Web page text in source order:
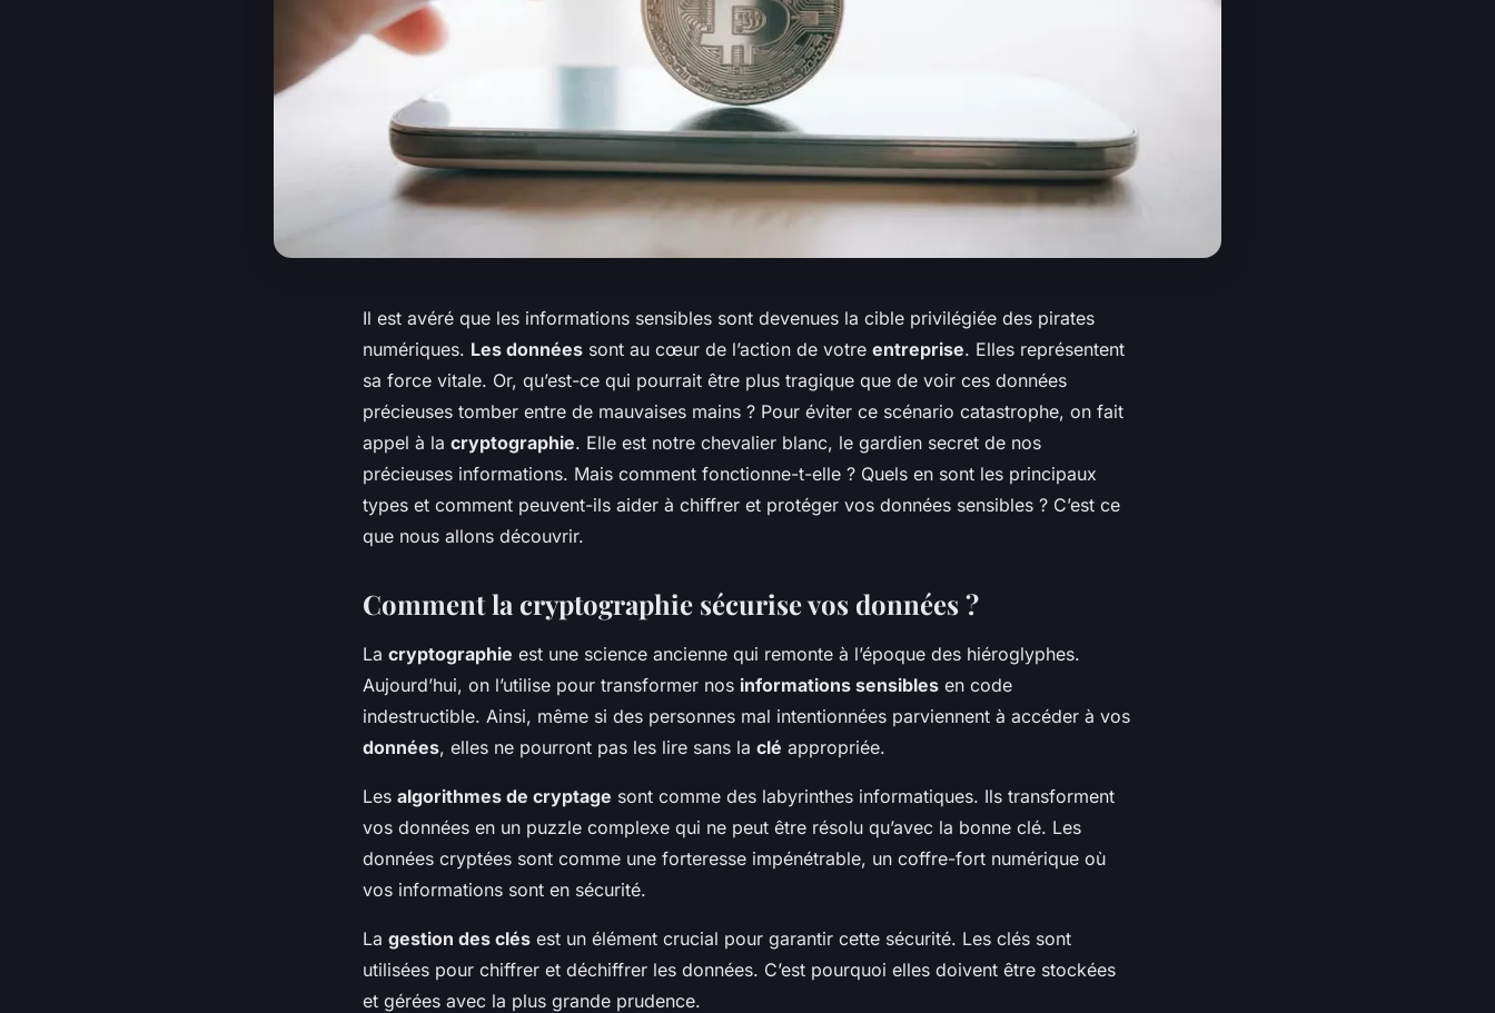
Il est avéré que les informations sensibles sont devenues la cible privilégiée des pirates
numériques. Les données sont au cœur de l’action de votre entreprise. Elles représentent
sa force vitale. Or, qu’est-ce qui pourrait être plus tragique que de voir ces données
précieuses tomber entre de mauvaises mains ? Pour éviter ce scénario catastrophe, on fait
appel à la cryptographie. Elle est notre chevalier blanc, le gardien secret de nos
précieuses informations. Mais comment fonctionne-t-elle ? Quels en sont les principaux
types et comment peuvent-ils aider à chiffrer et protéger vos données sensibles ? C’est ce
que nous allons découvrir.
Comment la cryptographie sécurise vos données ?
La cryptographie est une science ancienne qui remonte à l’époque des hiéroglyphes.
Aujourd’hui, on l’utilise pour transformer nos informations sensibles en code
indestructible. Ainsi, même si des personnes mal intentionnées parviennent à accéder à vos
données, elles ne pourront pas les lire sans la clé appropriée.
Les algorithmes de cryptage sont comme des labyrinthes informatiques. Ils transforment
vos données en un puzzle complexe qui ne peut être résolu qu’avec la bonne clé. Les
données cryptées sont comme une forteresse impénétrable, un coffre-fort numérique où
vos informations sont en sécurité.
La gestion des clés est un élément crucial pour garantir cette sécurité. Les clés sont
utilisées pour chiffrer et déchiffrer les données. C’est pourquoi elles doivent être stockées
et gérées avec la plus grande prudence.